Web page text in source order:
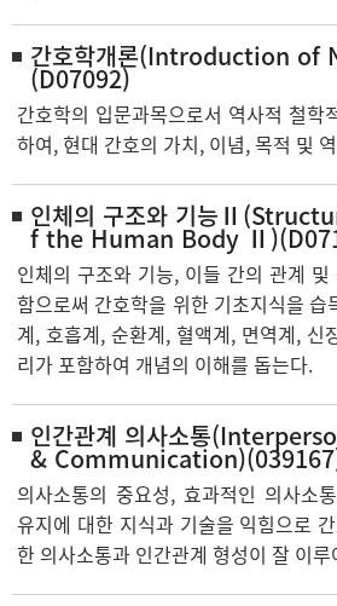
간호학개론(Introduction of
(D07092)
간호학의 입문과목으로서 역사적 철학
하여, 현대 간호의 가치, 이념, 목적 및
인체의 구조와 기능
f the Human Body
인체의 구조와 기능, 이들 간의 관계
함으로써 간호학을 위한 기초지식을
계, 호흡계, 순환계, 혈액계, 면역계, 신
리가 포함하여 개념의 이해를 돕는다.
인간관계 의사소통
&
의사소통의 중요성, 효과적인 의사소
유지에 대한 지식과 기술을 익힘으로
한 의사소통과 인간관계 형성이 잘 이